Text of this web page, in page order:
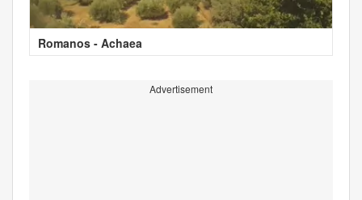
Romanos - Achaea
Advertisement